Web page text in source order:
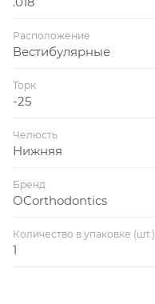
Расположение
Вестибулярные
Торк
-25
Челюсть
Нижняя
Бренд
OCorthodontics
Количество в упаковке (шт.)
1